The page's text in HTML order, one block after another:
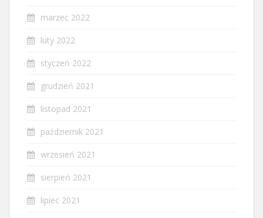
marzec 2022
luty 2022
styczeń 2022
grudzień 2021
listopad 2021
październik 2021
wrzesień 2021
sierpień 2021
lipiec 2021